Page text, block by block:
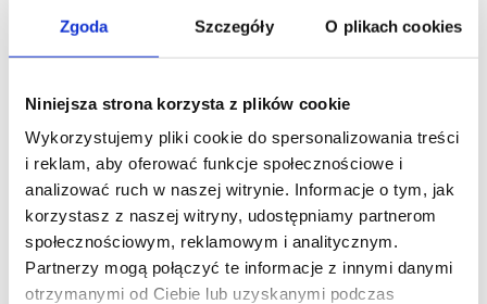
Zgoda Szczegóły O plikach cookies
Niniejsza strona korzysta z plików cookie
Wykorzystujemy pliki cookie do spersonalizowania treści
i reklam, aby oferować funkcje społecznościowe i
analizować ruch w naszej witrynie. Informacje o tym, jak
korzystasz z naszej witryny, udostępniamy partnerom
społecznościowym, reklamowym i analitycznym.
Partnerzy mogą połączyć te informacje z innymi danymi
otrzymanymi od Ciebie lub uzyskanymi podczas
Kariera